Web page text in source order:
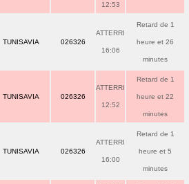
12:53
TUNISAVIA 026326
ATTERRI
16:06
Retard de 1
heure et 26
minutes
TUNISAVIA 026326
ATTERRI
12:52
Retard de 1
heure et 22
minutes
TUNISAVIA 026326
ATTERRI
16:00
Retard de 1
heure et 5
minutes